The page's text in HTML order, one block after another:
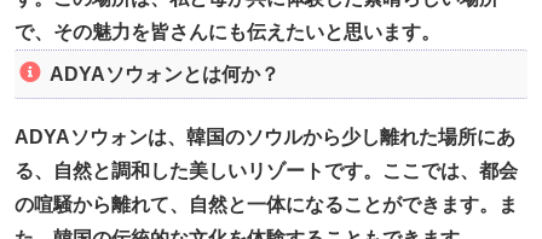
で、その魅力を皆さんにも伝えたいと思います。
ADYAソウォンとは何か？
ADYAソウォンは、韓国のソウルから少し離れた場所にあ
る、自然と調和した美しいリゾートです。ここでは、都会
の喧騒から離れて、自然と一体になることができます。ま